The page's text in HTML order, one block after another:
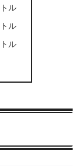
ル
ル
ル